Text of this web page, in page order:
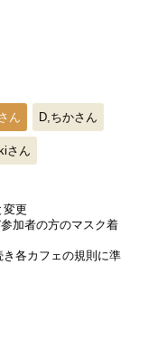
ん D,ちかさん
さん
変更
加者の方のマスク着
各カフェの規則に準